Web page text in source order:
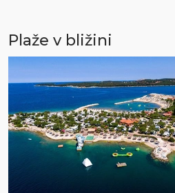
Plaže v bližini